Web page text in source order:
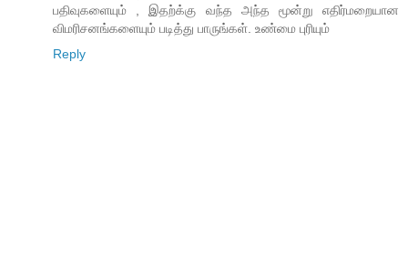
பதிவுகளையும் , இதற்க்கு வந்த அந்த மூன்று எதிர்மறையான
விமரிசனங்களையும் படித்து பாருங்கள். உண்மை புரியும்
Reply